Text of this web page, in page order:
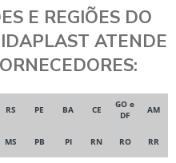
E REGIÕES DO
ATENDE
RS PE BA CE
GO e
DF
AM
MS PB PI RN RO RR